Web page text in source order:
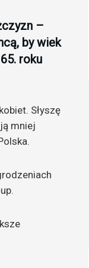
–
by wiek
roku
Słyszę
mniej